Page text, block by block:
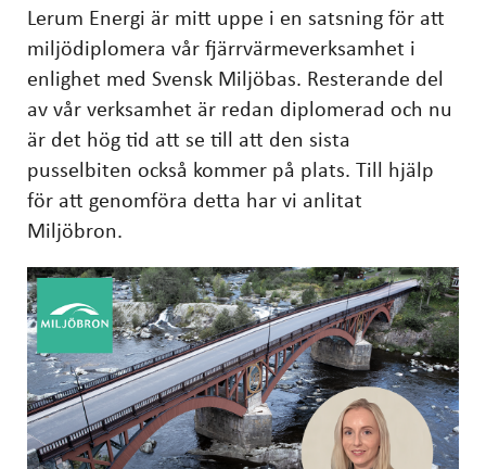
Lerum Energi är mitt uppe i en satsning för att
miljödiplomera vår fjärrvärmeverksamhet i
enlighet med Svensk Miljöbas. Resterande del
av vår verksamhet är redan diplomerad och nu
är det hög tid att se till att den sista
pusselbiten också kommer på plats. Till hjälp
för att genomföra detta har vi anlitat
Miljöbron.